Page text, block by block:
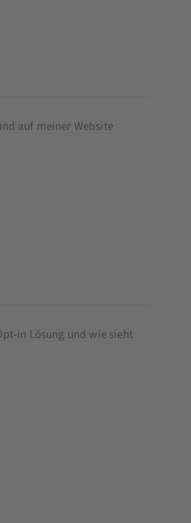
auf meiner Website
in Lösung und wie sieht